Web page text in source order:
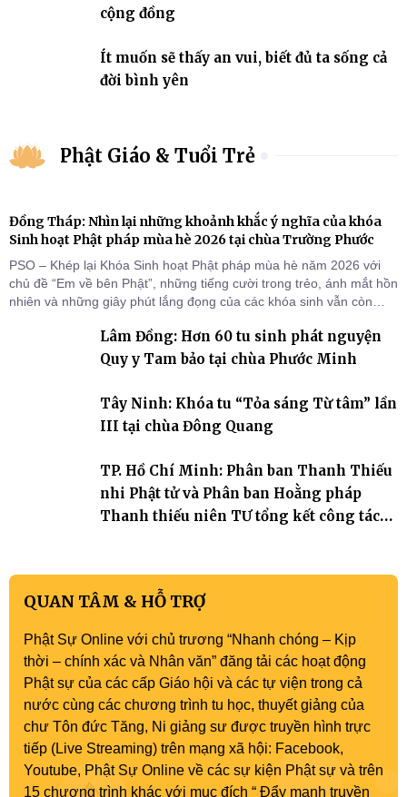
cộng đồng
Ít muốn sẽ thấy an vui, biết đủ ta sống cả
đời bình yên
Phật Giáo & Tuổi Trẻ
Đồng Tháp: Nhìn lại những khoảnh khắc ý nghĩa của khóa
Sinh hoạt Phật pháp mùa hè 2026 tại chùa Trường Phước
PSO – Khép lại Khóa Sinh hoạt Phật pháp mùa hè năm 2026 với
chủ đề “Em về bên Phật”, những tiếng cười trong trẻo, ánh mắt hồn
nhiên và những giây phút lắng đọng của các khóa sinh vẫn còn
Tháp). Những tuần tu học ngắn ngủi nhưng đã trở thành hành
trang quý báu, gieo những hạt giống thiện l
Lâm Đồng: Hơn 60 tu sinh phát nguyện
Quy y Tam bảo tại chùa Phước Minh
Tây Ninh: Khóa tu “Tỏa sáng Từ tâm” lần
III tại chùa Đông Quang
TP. Hồ Chí Minh: Phân ban Thanh Thiếu
nhi Phật tử và Phân ban Hoằng pháp
Thanh thiếu niên TƯ tổng kết công tác
QUAN TÂM & HỖ TRỢ
Phật Sự Online với chủ trương “Nhanh chóng – Kịp
thời – chính xác và Nhân văn” đăng tải các hoạt động
Phật sự của các cấp Giáo hội và các tự viện trong cả
nước cùng các chương trình tu học, thuyết giảng của
chư Tôn đức Tăng, Ni giảng sư được truyền hình trực
tiếp (Live Streaming) trên mạng xã hội: Facebook,
Youtube, Phật Sự Online về các sự kiện Phật sự và trên
15 chương trình khác với mục đích “ Đẩy mạnh truyền